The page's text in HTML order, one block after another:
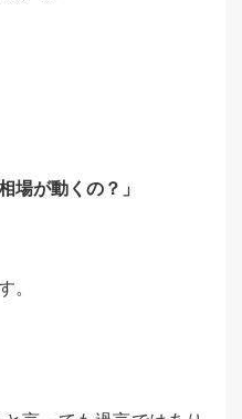
場が動くの？」
。